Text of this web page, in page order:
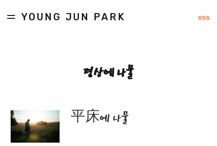
YOUNG JUN PARK RSS
평상에 나물
平床에 나물